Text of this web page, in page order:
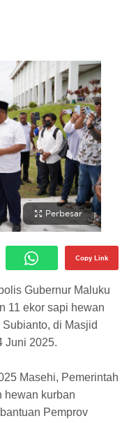
Perbesar
Copy Link
Gubernur Maluku
11 ekor sapi hewan
di Masjid
Juni 2025.
Masehi, Pemerintah
hewan kurban
Pemprov